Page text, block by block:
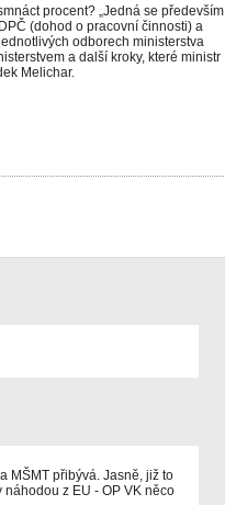
procent? „Jedná se především
(dohod o pracovní činnosti) a
odborech ministerstva
a další kroky, které ministr
Melichar.
MŠMT přibývá. Jasně, již to
z EU - OP VK něco